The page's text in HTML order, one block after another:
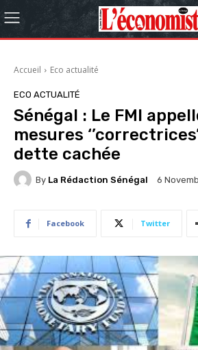
Accueil Eco actualité
ECO ACTUALITÉ
Sénégal : Le FMI
mesures
dette cachée
By La Rédaction Sénégal 6
Facebook Twitter